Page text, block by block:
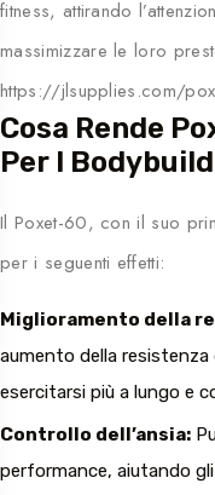
fitness, attirando
massimizzare le loro
https://jlsupplies.com/
Cosa Rende
Per I
Il Poxet-60, con il suo
per i seguenti effetti:
Miglioramento della
aumento della
esercitarsi più a lungo e
Controllo dell’ansia:
performance, aiutando